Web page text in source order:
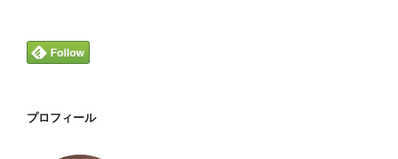
プロフィール